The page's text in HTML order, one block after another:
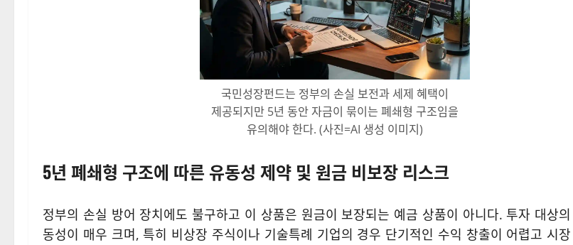
국민성장펀드는 정부의 손실 보전과 세제 혜택이
제공되지만 5년 동안 자금이 묶이는 폐쇄형 구조임을
유의해야 한다. (사진=AI 생성 이미지)
5년 폐쇄형 구조에 따른 유동성 제약 및 원금 비보장 리스크
정부의 손실 방어 장치에도 불구하고 이 상품은 원금이 보장되는 예금 상품이 아니다. 투자 대상
동성이 매우 크며, 특히 비상장 주식이나 기술특례 기업의 경우 단기적인 수익 창출이 어렵고 시